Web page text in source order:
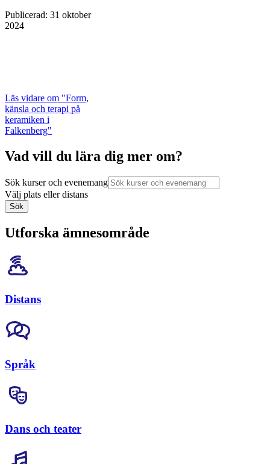
Publicerad: 31 oktober
2024
Läs vidare om "Form,
känsla och terapi på
keramiken i
Falkenberg"
Vad vill du lära dig mer om?
Sök kurser och evenemang
Välj plats eller distans
Sök
Utforska ämnesområde
Distans
Språk
Dans och teater